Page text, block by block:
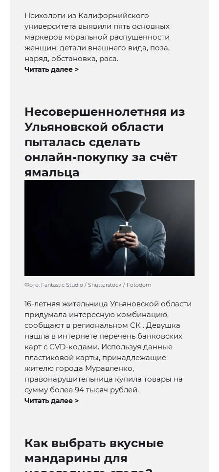
Психологи из Калифорнийского
университета выявили пять основных
маркеров моральной распущенности
женщин: детали внешнего вида, поза,
наряд, обстановка, раса.
Читать далее >
Несовершеннолетняя из
Ульяновской области
пыталась сделать
онлайн-покупку за счёт
ямальца
Фото: Fantastic Studio / Shutterstock / Fotodom
16-летняя жительница Ульяновской области
придумала интересную комбинацию,
сообщают в региональном СК . Девушка
нашла в интернете перечень банковских
карт с CVD-кодами. Используя данные
пластиковой карты, принадлежащие
жителю города Муравленко,
правонарушительница купила товары на
сумму более 94 тысяч рублей.
Читать далее >
Как выбрать вкусные
мандарины для